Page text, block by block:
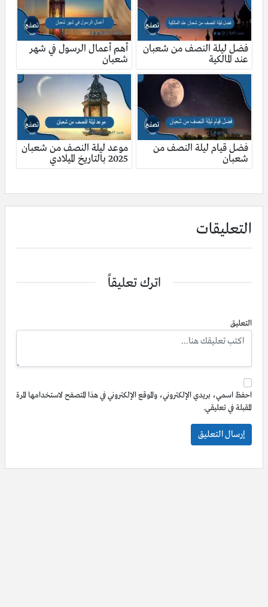
فضل ليلة النصف من شعبان
عند المالكية
أهم أعمال الرسول في شهر
شعبان
فضل قيام ليلة النصف من
شعبان
موعد ليلة النصف من شعبان
2025 بالتاريخ الميلادي
التعليقات
اترك تعليقاً
التعليق
احفظ اسمي، بريدي الإلكتروني، والموقع الإلكتروني في هذا المتصفح لاستخدامها المرة
المقبلة في تعليقي.